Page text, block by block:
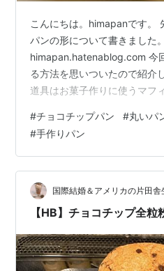
こんにちは。himapanです。
パンの形について書きました。
himapan.hatenablog.com 今
る方法を思いついたので紹介
道具はお菓子作りに使うマフ
にして丸める ②20分ベンチ
マフィン型に入れる ④二次発
した。きれいに膨らんでいま
表面に卵を塗って焼きます。
プケーキみたいですね♪ 今回
を使いました…
#チョコチップパン #丸いパ
#手作りパン
国際結婚＆アメリカの片田
【HB】チョコチップ全粒